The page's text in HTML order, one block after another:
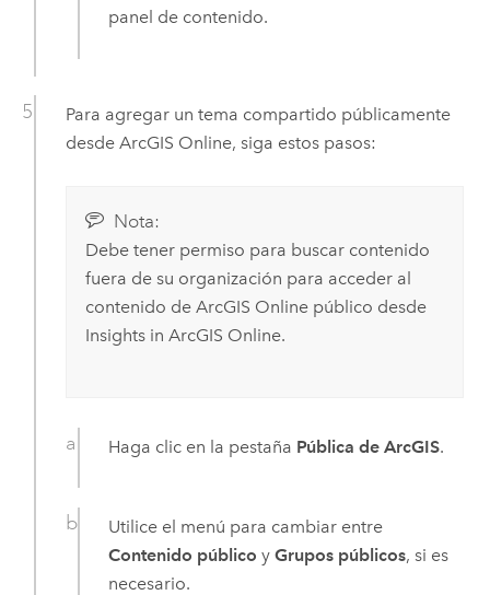
panel de contenido.
Para agregar un tema compartido públicamente
desde ArcGIS Online, siga estos pasos:
Nota:
Debe tener permiso para buscar contenido
fuera de su organización para acceder al
contenido de ArcGIS Onlinepúblico desde
Insights in ArcGIS Online.
Haga clic en la pestaña Pública de ArcGIS.
Utilice el menú para cambiar entre
Contenido público yGrupos públicos, si es
necesario.